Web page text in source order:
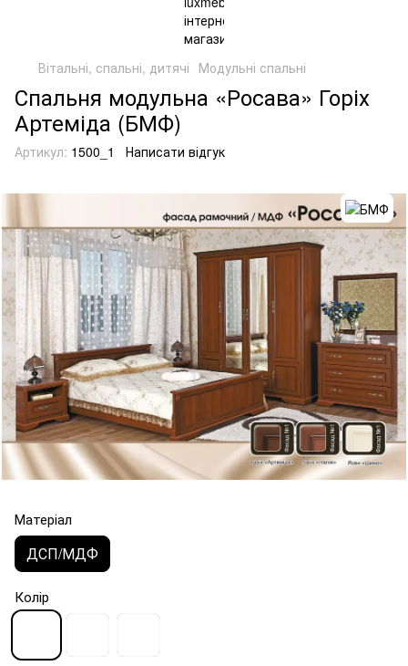
Вітальні, спальні, дитячі Модульні спальні
Спальня модульна «Росава» Горіх
Артеміда (БМФ)
Артикул: 1500_1 Написати відгук
Матеріал
ДСП/МДФ
Колір